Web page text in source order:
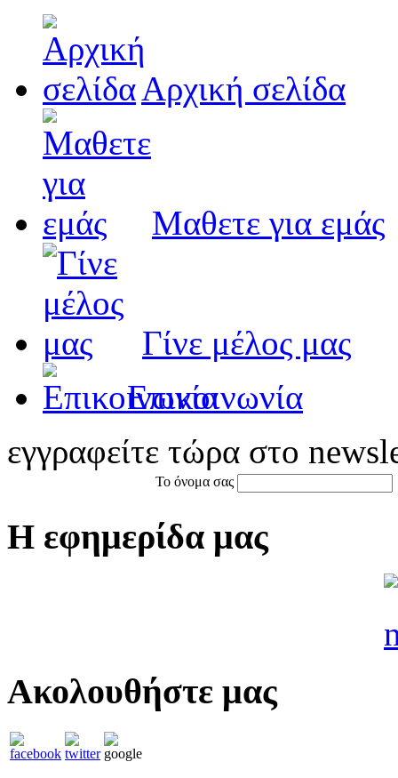
Αρχική σελίδα
Μαθετε για εμάς
Γίνε μέλος μας
Eπικοινωνία
εγγραφείτε τώρα στο
Το όνομα σας
Η εφημερίδα μας
Ακολουθήστε μας